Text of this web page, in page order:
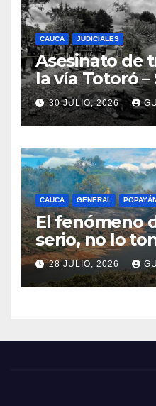
CAUCA JUDICIALES
Asesinato de
la vía Totoró –
30 JULIO, 2026
CAUCA GENERAL
El fenómeno
serio, no lo
28 JULIO, 2026